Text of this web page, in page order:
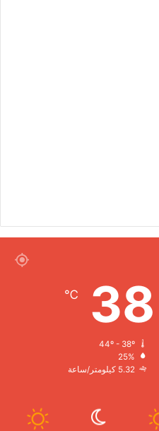
38
℃
25%
5.32 كيلومتر/ساعة